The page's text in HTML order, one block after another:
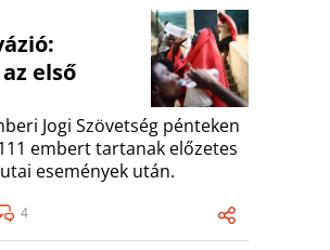
első
Jogi Szövetség pénteken
embert tartanak előzetes
események után.
4